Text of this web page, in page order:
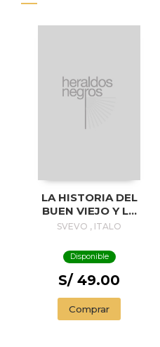
LA HISTORIA DEL
BUEN VIEJO Y LA
BELLA MUCHACHA
SVEVO , ITALO
Disponible
S/ 49.00
Comprar